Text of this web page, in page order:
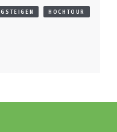
HOCHTOUR